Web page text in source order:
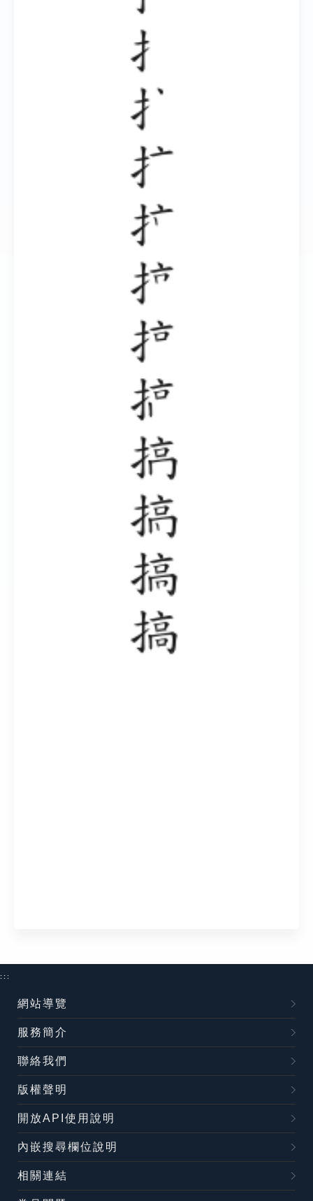
:::
網站導覽
服務簡介
聯絡我們
版權聲明
開放API使用說明
內嵌搜尋欄位說明
相關連結